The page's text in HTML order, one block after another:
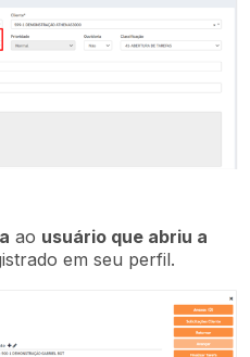
ao usuário que abriu a
em seu perfil.